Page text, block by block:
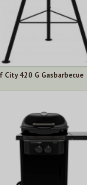
City 420 G Gasbarbecue